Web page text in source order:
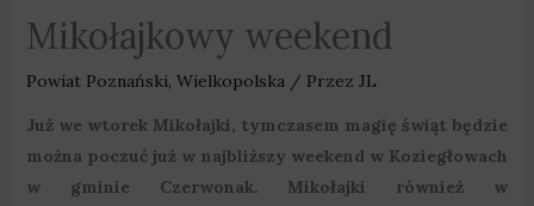
Mikołajkowy weekend
Powiat Poznański, Wielkopolska/ Przez JL
Już we wtorek Mikołajki, tymczasem magię świąt będzie
można poczuć już w najbliższy weekend w Koziegłowach
w gminie Czerwonak. Mikołajki również w